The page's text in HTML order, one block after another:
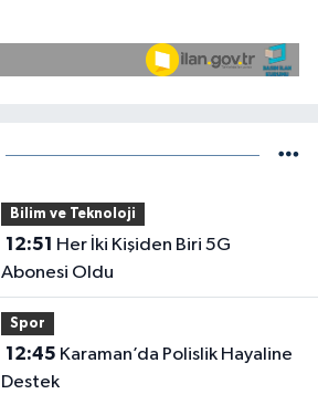
Bilim ve Teknoloji
12:51
Abonesi Oldu
Spor
12:45
Destek